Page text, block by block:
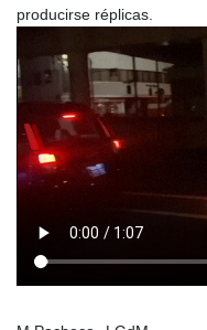
producirse réplicas.